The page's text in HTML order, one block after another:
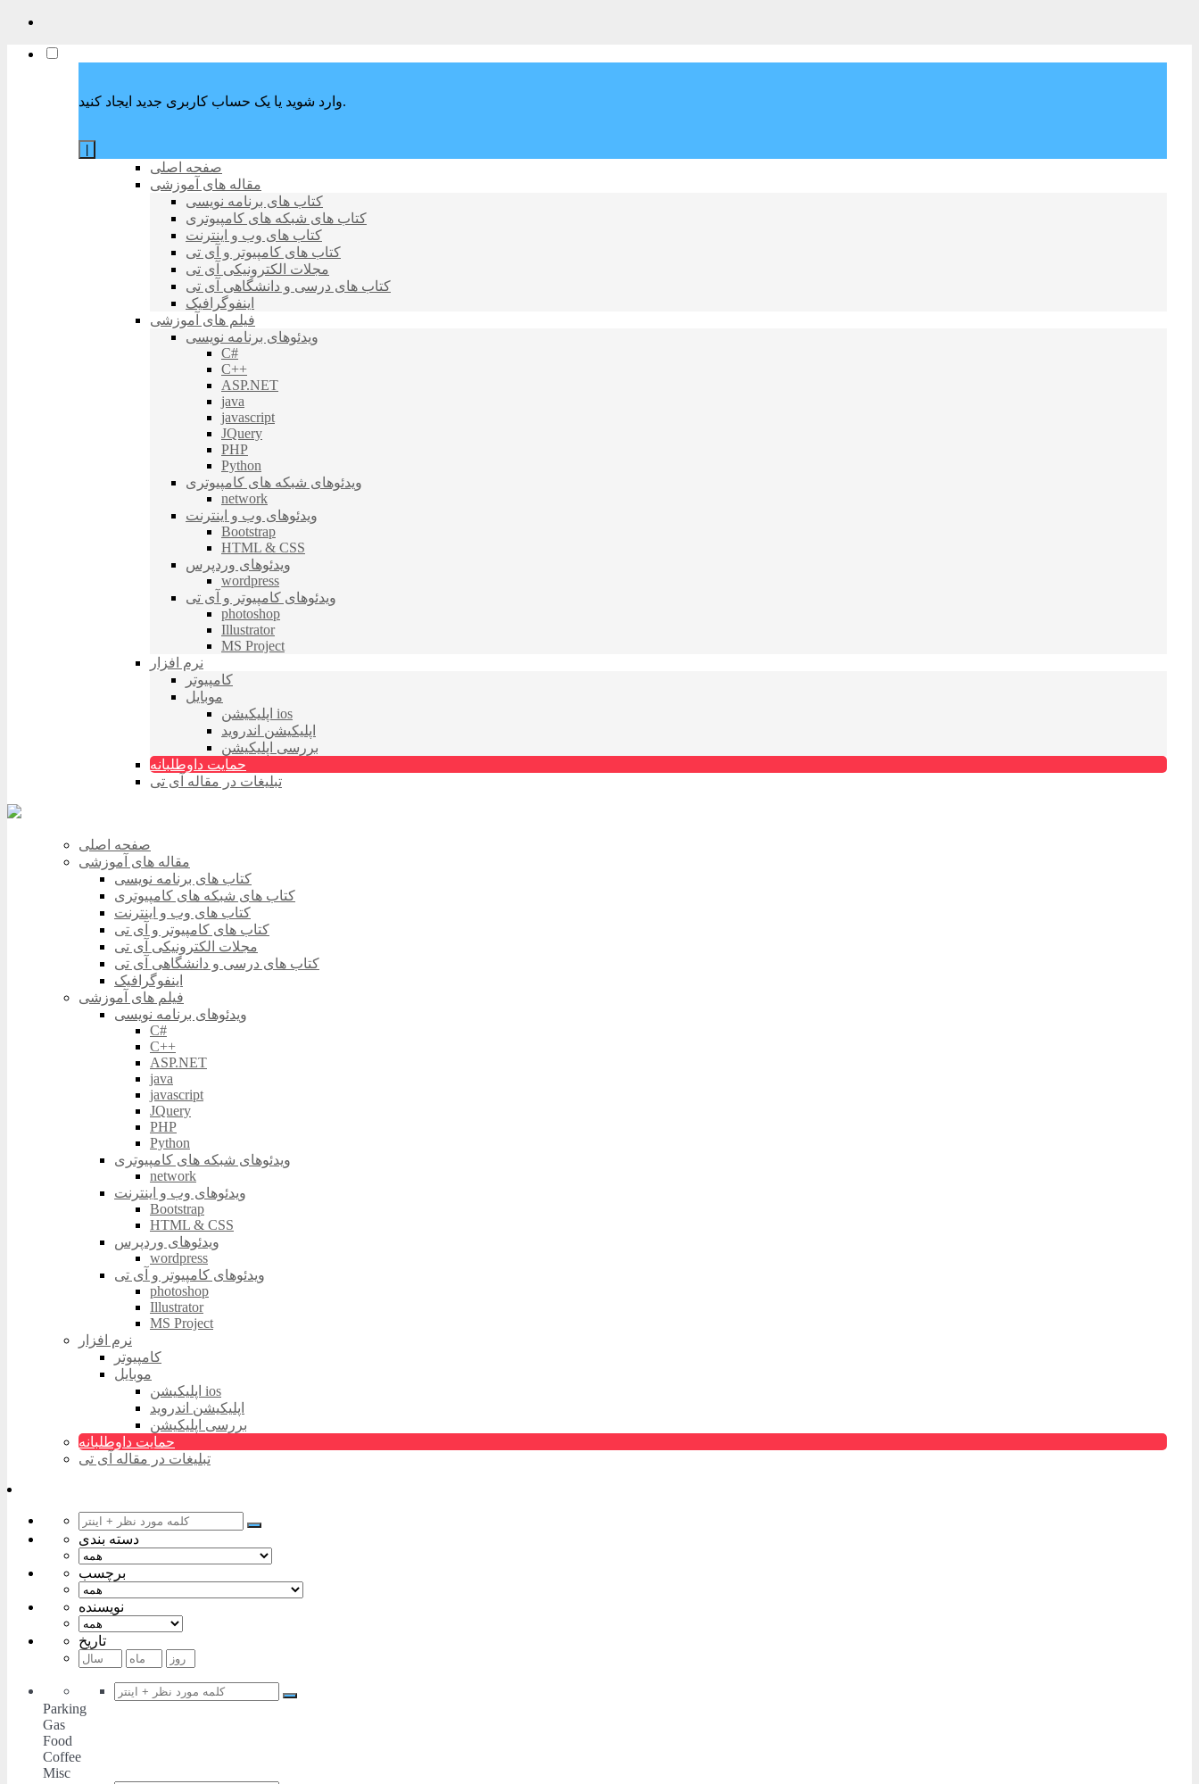
وارد شوید یا یک حساب کاربری جدید ایجاد کنید.
صفحه اصلی
مقاله های آموزشی
کتاب های برنامه نویسی
کتاب های شبکه های کامپیوتری
کتاب های وب و اینترنت
کتاب های کامپیوتر و آی تی
مجلات الکترونیکی آی تی
کتاب های درسی و دانشگاهی آی تی
اینفوگرافیک
فیلم های آموزشی
ویدئوهای برنامه نویسی
C#
C++
ASP.NET
java
javascript
JQuery
PHP
Python
ویدئوهای شبکه های کامپیوتری
network
ویدئوهای وب و اینترنت
Bootstrap
HTML & CSS
ویدئوهای وردپرس
wordpress
ویدئوهای کامپیوتر و آی تی
photoshop
Illustrator
MS Project
نرم افزار
کامپیوتر
موبایل
اپلیکیشن ios
اپلیکیشن اندروید
بررسی اپلیکیشن
حمایت داوطلبانه
تبلیغات در مقاله آی تی
صفحه اصلی
مقاله های آموزشی
کتاب های برنامه نویسی
کتاب های شبکه های کامپیوتری
کتاب های وب و اینترنت
کتاب های کامپیوتر و آی تی
مجلات الکترونیکی آی تی
کتاب های درسی و دانشگاهی آی تی
اینفوگرافیک
فیلم های آموزشی
ویدئوهای برنامه نویسی
C#
C++
ASP.NET
java
javascript
JQuery
PHP
Python
ویدئوهای شبکه های کامپیوتری
network
ویدئوهای وب و اینترنت
Bootstrap
HTML & CSS
ویدئوهای وردپرس
wordpress
ویدئوهای کامپیوتر و آی تی
photoshop
Illustrator
MS Project
نرم افزار
کامپیوتر
موبایل
اپلیکیشن ios
اپلیکیشن اندروید
بررسی اپلیکیشن
حمایت داوطلبانه
تبلیغات در مقاله آی تی
دسته بندی
برچسب
نویسنده
تاریخ
Parking
Gas
Food
Coffee
Misc